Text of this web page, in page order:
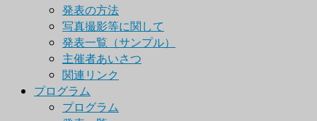
発表の方法
写真撮影等に関して
発表一覧（サンプル）
主催者あいさつ
関連リンク
プログラム
プログラム